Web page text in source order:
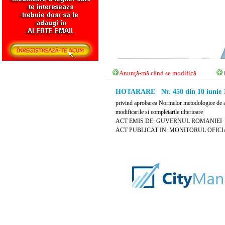
Anunţă-mă când se modifică
HOTARARE Nr. 450 din 10 iunie
privind aprobarea Normelor metodologice de
modificarile si completarile ulterioare
ACT EMIS DE: GUVERNUL ROMANIEI
ACT PUBLICAT IN: MONITORUL